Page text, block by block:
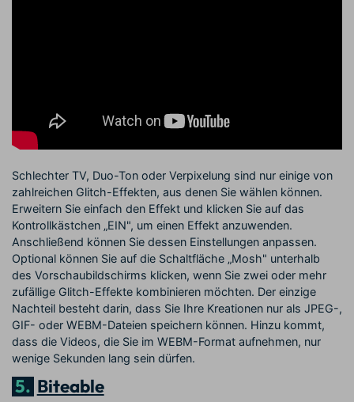
Schlechter TV, Duo-Ton oder Verpixelung sind nur einige von
zahlreichen Glitch-Effekten, aus denen Sie wählen können.
Erweitern Sie einfach den Effekt und klicken Sie auf das
Kontrollkästchen „EIN", um einen Effekt anzuwenden.
Anschließend können Sie dessen Einstellungen anpassen.
Optional können Sie auf die Schaltfläche „Mosh" unterhalb
des Vorschaubildschirms klicken, wenn Sie zwei oder mehr
zufällige Glitch-Effekte kombinieren möchten. Der einzige
Nachteil besteht darin, dass Sie Ihre Kreationen nur als JPEG-,
GIF- oder WEBM-Dateien speichern können. Hinzu kommt,
dass die Videos, die Sie im WEBM-Format aufnehmen, nur
wenige Sekunden lang sein dürfen.
5. Biteable